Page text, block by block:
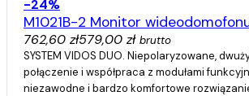
-24%
M1021B-2 Monitor
762,60 zł579,00 zł brutto
SYSTEM VIDOS DUO. Niepolaryzowane,
połączenie i współpraca z modułami
niezawodne i bardzo komfortowe